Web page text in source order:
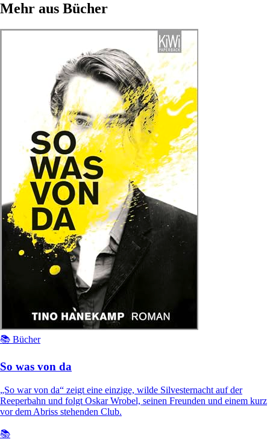
Mehr aus Bücher
📚 Bücher
So was von da
„So war von da“ zeigt eine einzige, wilde Silvesternacht auf der
Reeperbahn und folgt Oskar Wrobel, seinen Freunden und einem kurz
vor dem Abriss stehenden Club.
📚